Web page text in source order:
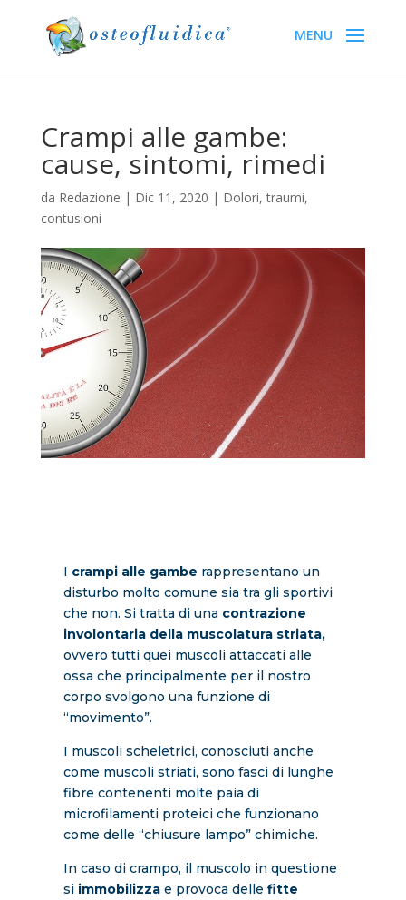
Crampi alle gambe:
cause, sintomi, rimedi
da Redazione | Dic 11, 2020 | Dolori, traumi,
contusioni
I crampi alle gambe rappresentano un
disturbo molto comune sia tra gli sportivi
che non. Si tratta di una contrazione
involontaria della muscolatura striata,
ovvero tutti quei muscoli attaccati alle
ossa che principalmente per il nostro
corpo svolgono una funzione di
“movimento”.
I muscoli scheletrici, conosciuti anche
come muscoli striati, sono fasci di lunghe
fibre contenenti molte paia di
microfilamenti proteici che funzionano
come delle “chiusure lampo” chimiche.
In caso di crampo, il muscolo in questione
si immobilizzae provoca delle fitte